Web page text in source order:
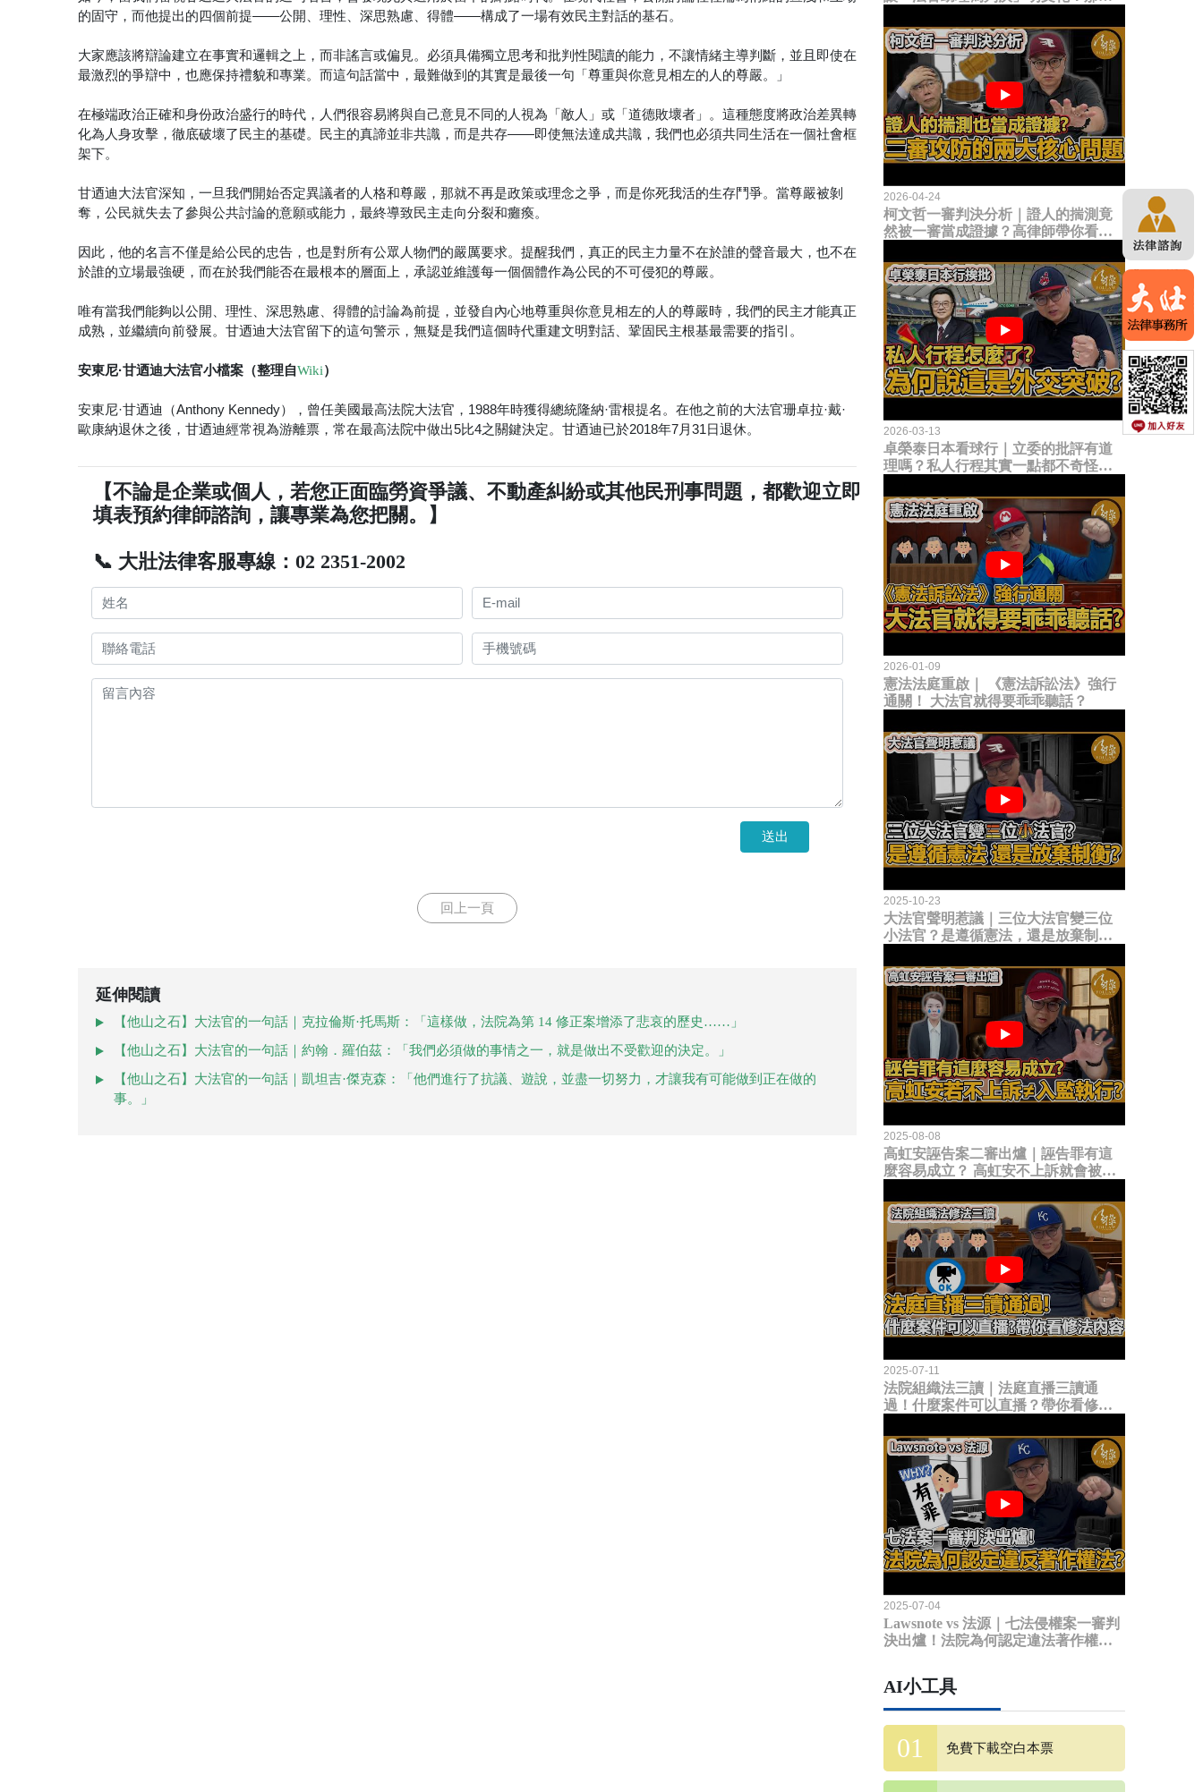
的固守，而他提出的四個前提——公開、理性、深思熟慮、得體——構成了一場有效民主對話的基石。
大家應該將辯論建立在事實和邏輯之上，而非謠言或偏見。必須具備獨立思考和批判性閱讀的能力，不讓情緒主導判斷，並且即使在
最激烈的爭辯中，也應保持禮貌和專業。而這句話當中，最難做到的其實是最後一句「尊重與你意見相左的人的尊嚴。」
在極端政治正確和身份政治盛行的時代，人們很容易將與自己意見不同的人視為「敵人」或「道德敗壞者」。這種態度將政治差異轉
化為人身攻擊，徹底破壞了民主的基礎。民主的真諦並非共識，而是共存——即使無法達成共識，我們也必須共同生活在一個社會框
架下。
甘迺迪大法官深知，一旦我們開始否定異議者的人格和尊嚴，那就不再是政策或理念之爭，而是你死我活的生存鬥爭。當尊嚴被剝
奪，公民就失去了參與公共討論的意願或能力，最終導致民主走向分裂和癱瘓。
因此，他的名言不僅是給公民的忠告，也是對所有公眾人物們的嚴厲要求。提醒我們，真正的民主力量不在於誰的聲音最大，也不在
於誰的立場最強硬，而在於我們能否在最根本的層面上，承認並維護每一個個體作為公民的不可侵犯的尊嚴。
唯有當我們能夠以公開、理性、深思熟慮、得體的討論為前提，並發自內心地尊重與你意見相左的人的尊嚴時，我們的民主才能真正
成熟，並繼續向前發展。甘迺迪大法官留下的這句警示，無疑是我們這個時代重建文明對話、鞏固民主根基最需要的指引。
安東尼·甘迺迪大法官小檔案（整理自Wiki）
安東尼·甘迺迪（Anthony Kennedy），曾任美國最高法院大法官，1988年時獲得總統隆納·雷根提名。在他之前的大法官珊卓拉·戴·
歐康納退休之後，甘迺迪經常視為游離票，常在最高法院中做出5比4之關鍵決定。甘迺迪已於2018年7月31日退休。
【不論是企業或個人，若您正面臨勞資爭議、不動產糾紛或其他民刑事問題，都歡迎立即
填表預約律師諮詢，讓專業為您把關。】
📞 大壯法律客服專線：02 2351-2002
送出
回上一頁
延伸閱讀
【他山之石】大法官的一句話｜克拉倫斯·托馬斯：「這樣做，法院為第 14 修正案增添了悲哀的歷史……」
【他山之石】大法官的一句話｜約翰．羅伯茲：「我們必須做的事情之一，就是做出不受歡迎的決定。」
【他山之石】大法官的一句話｜凱坦吉·傑克森：「他們進行了抗議、遊說，並盡一切努力，才讓我有可能做到正在做的
事。」
2026-04-24
柯文哲一審判決分析｜證人的揣測竟
然被一審當成證據？高律師帶你看未
2026-03-13
卓榮泰日本看球行｜立委的批評有道
理嗎？私人行程其實一點都不奇怪？
2026-01-09
憲法法庭重啟｜ 《憲法訴訟法》強行
通關！ 大法官就得要乖乖聽話？
2025-10-23
大法官聲明惹議｜三位大法官變三位
小法官？是遵循憲法，還是放棄制衡
2025-08-08
高虹安誣告案二審出爐｜誣告罪有這
麼容易成立？ 高虹安不上訴就會被
2025-07-11
法院組織法三讀｜法庭直播三讀通
過！什麼案件可以直播？帶你看修法
2025-07-04
Lawsnote vs 法源｜七法侵權案一審判
決出爐！法院為何認定違法著作權
AI小工具
免費下載空白本票